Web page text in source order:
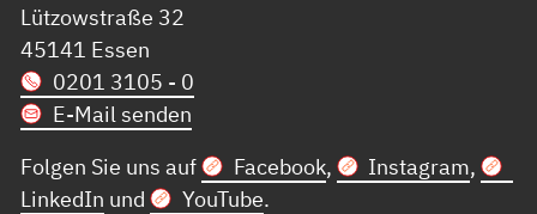
Lützowstraße 32
45141 Essen
0201 3105 - 0
E-Mail senden
Folgen Sie uns auf
Facebook, Instagram,
LinkedIn und YouTube.